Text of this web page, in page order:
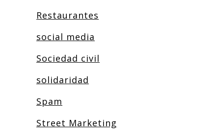
Restaurantes
social media
Sociedad civil
solidaridad
Spam
Street Marketing